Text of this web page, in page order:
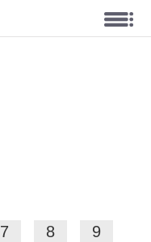
7 8
9